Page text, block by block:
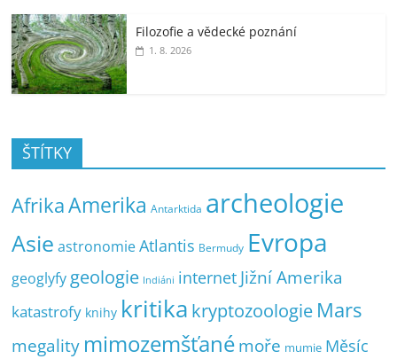
Filozofie a vědecké poznání
1. 8. 2026
ŠTÍTKY
AfrikaAmerika Antarktida archeologie
Asie astronomie Atlantis Bermudy Evropa
geoglyfy geologie Indiáni internet Jižní Amerika
katastrofy knihy kritika kryptozoologie Mars
megality mimozemšťanémoře mumie Měsíc